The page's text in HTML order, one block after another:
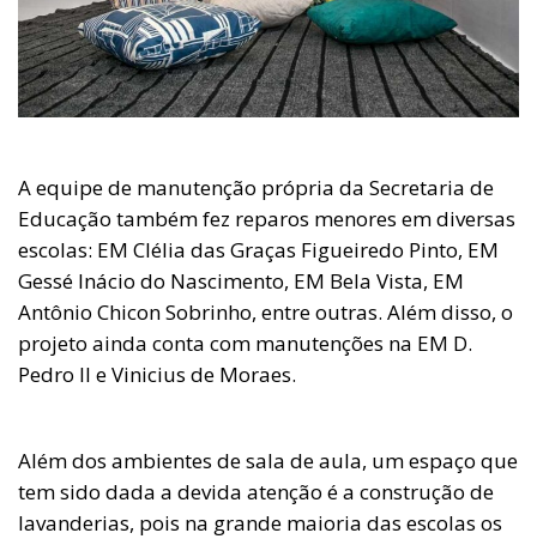
A equipe de manutenção própria da Secretaria de
Educação também fez reparos menores em diversas
escolas: EM Clélia das Graças Figueiredo Pinto, EM
Gessé Inácio do Nascimento, EM Bela Vista, EM
Antônio Chicon Sobrinho, entre outras. Além disso, o
projeto ainda conta com manutenções na EM D.
Pedro II e Vinicius de Moraes.
Além dos ambientes de sala de aula, um espaço que
tem sido dada a devida atenção é a construção de
lavanderias, pois na grande maioria das escolas os